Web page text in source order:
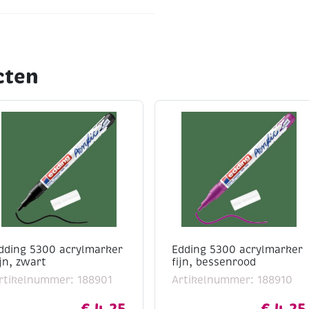
5300 acrylmarker
zwart
188901
Edding 5300 acrylmarker
fijn, bessenrood
Artikelnummer: 188910